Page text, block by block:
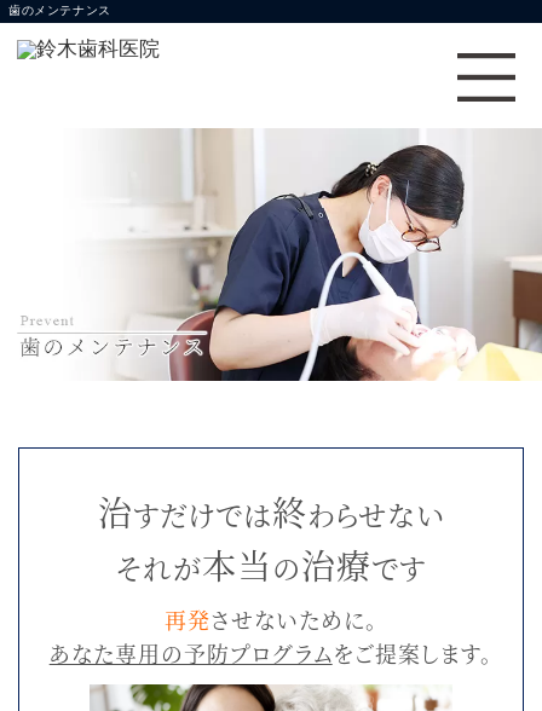
歯のメンテナンス
治すだけでは終わらせない
それが本当の治療です
再発させないために。
あなた専用の予防プログラムをご提案します。